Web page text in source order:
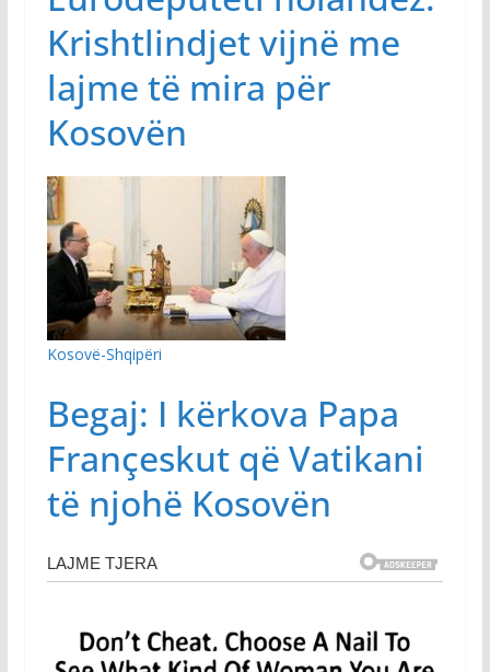
Krishtlindjet vijnë me
lajme të mira për
Kosovën
Kosovë-Shqipëri
Begaj: I kërkova Papa
Françeskut që Vatikani
të njohë Kosovën